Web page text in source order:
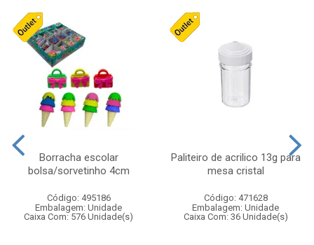
Borracha escolar
bolsa/sorvetinho 4cm
Código: 495186
Embalagem: Unidade
Caixa Com: 576 Unidade(s)
Paliteiro de acrilico 13g para
mesa cristal
Código: 471628
Embalagem: Unidade
Caixa Com: 36 Unidade(s)